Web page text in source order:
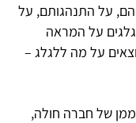
על התנהגותם, על
על המראה
על מה ללגלג –
של חברה חולה,